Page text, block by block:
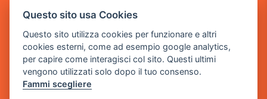
Sede Legale
via Villaggio dei Platani, 3
- 25014 Castenedolo, Brescia
Sede Operativa
via Industriale, 2 - 25082 Botticino, BS
Partita iva 03308130982
Questo sito usa Cookies
Questo sito utilizza cookies per funzionare e altri
cookies esterni, come ad esempio google analytics,
per capire come interagisci col sito. Questi ultimi
vengono utilizzati solo dopo il tuo consenso.
Fammi scegliere